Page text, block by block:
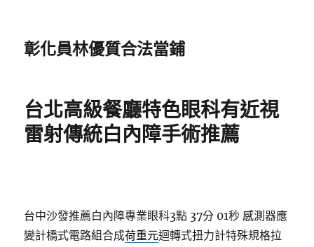
彰化員林優質合法當鋪
台北高級餐廳特色眼科有近視
雷射傳統白內障手術推薦
台中沙發推薦白內障專業眼科3點 37分 01秒 感測器應
變計橋式電路組合成荷重元迴轉式扭力計特殊規格拉